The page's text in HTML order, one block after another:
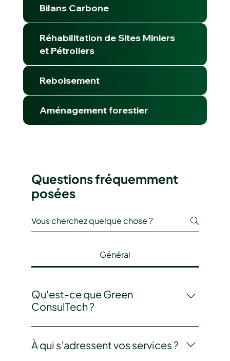
Bilans Carbone
Réhabilitation de Sites Miniers
et Pétroliers
Reboisement
Aménagement forestier
Questions fréquemment
posées
Général
Qu'est-ce que Green
ConsulTech ?
Green ConsulTech est un cabinet de
conseil spécialisé dans l’ingénierie verte.
Nous accompagnons nos clients dans la
À qui s’adressent vos services ?